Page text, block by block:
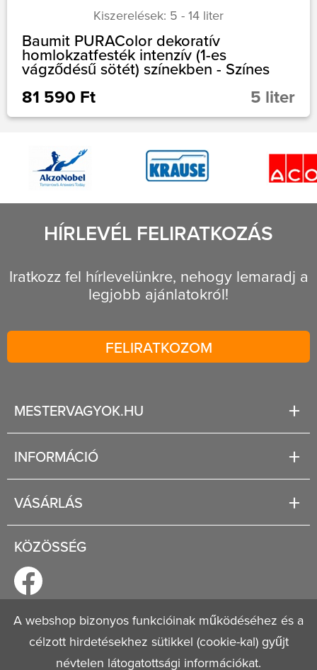
Kiszerelések: 5 - 14 liter
Baumit PURAColor dekoratív
homlokzatfesték intenzív (1-es
vágződésű sötét) színekben - Színes
81 590 Ft 5 liter
HÍRLEVÉL FELIRATKOZÁS
Iratkozz fel hírlevelünkre, nehogy lemaradj a
legjobb ajánlatokról!
FELIRATKOZOM
MESTERVAGYOK.HU
INFORMÁCIÓ
Jogi tudnivalók
Általános szerződési feltételek
Adatvédelmi nyilatkozat
VÁSÁRLÁS
Regisztráció
KÖZÖSSÉG
© 2026Mestervagyok.hu
Minden jog fenntartva!
A webshop bizonyos funkcióinak működéséhez és a
célzott hirdetésekhez sütikkel (cookie-kal) gyűjt
névtelen látogatottsági információkat.